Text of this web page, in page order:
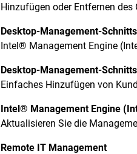
Hinzufügen oder Entfernen
Desktop-Management-
Intel® Management Engine
Desktop-Management-
Einfaches Hinzufügen von
Intel® Management Engine
Aktualisieren Sie die
Remote IT Management